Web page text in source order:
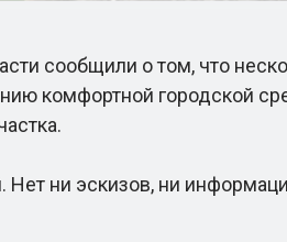
сообщили о том, что
комфортной городской
ни эскизов, ни